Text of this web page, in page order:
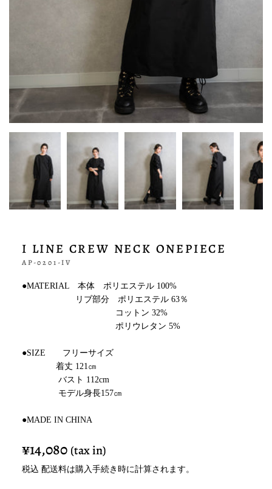
I LINE CREW NECK ONEPIECE
AP-0201-IV
●MATERIAL 本体 ポリエステル 100%
リブ部分 ポリエステル 63％
コットン 32%
ポリウレタン 5%
●SIZE フリーサイズ
着丈 121㎝
バスト 112cm
モデル身長157㎝
●MADE IN CHINA
¥14,080
税込 配送料は購入手続き時に計算されます。